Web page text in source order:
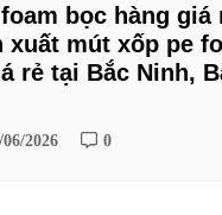
bọc hàng giá
xuất mút xốp pe
rẻ tại Bắc Ninh,
06/2026 0